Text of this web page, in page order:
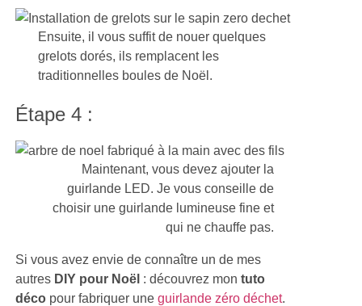
Ensuite, il vous suffit de nouer quelques
grelots dorés, ils remplacent les
traditionnelles boules de Noël.
Étape 4 :
Maintenant, vous devez ajouter la
guirlande LED. Je vous conseille de
choisir une guirlande lumineuse fine et
qui ne chauffe pas.
Si vous avez envie de connaître un de mes
autres DIY pour Noël : découvrez montuto
déco pour fabriquer uneguirlande zéro déchet.